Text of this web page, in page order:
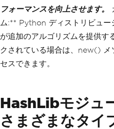
フォーマンスを向上させます。
ム:** Python ディストリビュー
が追加のアルゴリズムを提供
クされている場合は、new() メ
セスできます。
HashLibモジュ
さまざまなタイ